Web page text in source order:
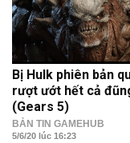
Bị Hulk phiên bản
rượt ướt hết cả
(Gears 5)
BẢN TIN GAMEHUB
5/6/20 lúc 16:23